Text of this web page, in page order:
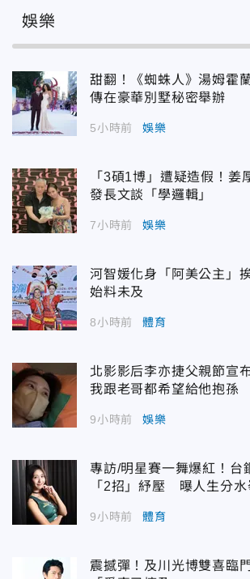
娛樂
甜翻！《蜘蛛人》湯姆霍
傳在豪華別墅秘密舉辦
5小時前 娛樂
「3碩1博」遭疑造假！姜
發長文談「學邏輯」
7小時前 娛樂
河智媛化身「阿美公主」
始料未及
8小時前 體育
北影影后李亦捷父親節宣
我跟老哥都希望給他抱孫
9小時前 娛樂
專訪/明星賽一舞爆紅！台
「2招」紓壓 曝人生分水
9小時前 體育
震撼彈！及川光博雙喜臨